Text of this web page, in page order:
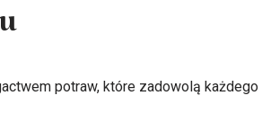
potraw, które zadowolą